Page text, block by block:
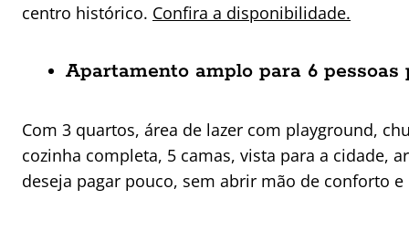
centro histórico. Confira a disponibilidade.
Apartamento amplo para 6
Com 3 quartos, área de lazer com playground,
cozinha completa, 5 camas, vista para a cidade,
deseja pagar pouco, sem abrir mão de conforto